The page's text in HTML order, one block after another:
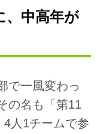
、中高年が
で一風変わっ
の名も「第11
4人1チームで参